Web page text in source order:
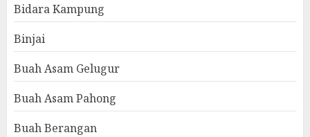
Bidara Kampung
Binjai
Buah Asam Gelugur
Buah Asam Pahong
Buah Berangan